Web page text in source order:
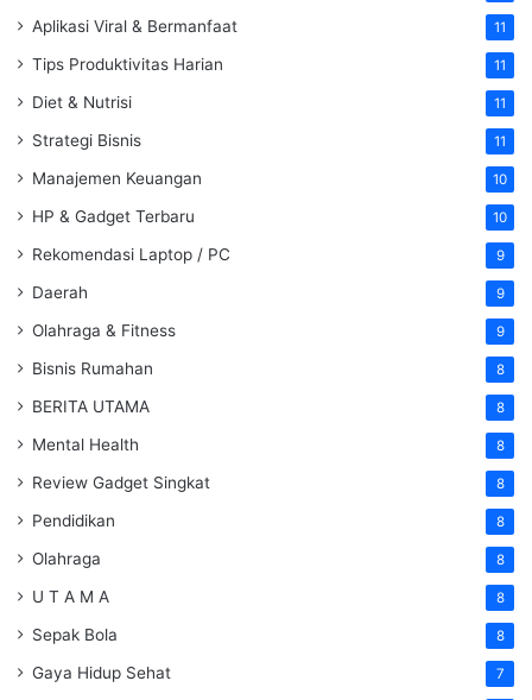
Aplikasi Viral & Bermanfaat 11
Tips Produktivitas Harian 11
Diet & Nutrisi 11
Strategi Bisnis 11
Manajemen Keuangan 10
HP & Gadget Terbaru 10
Rekomendasi Laptop / PC 9
Daerah 9
Olahraga & Fitness 9
Bisnis Rumahan 8
BERITA UTAMA 8
Mental Health 8
Review Gadget Singkat 8
Pendidikan 8
Olahraga 8
U T A M A 8
Sepak Bola 8
Gaya Hidup Sehat 7